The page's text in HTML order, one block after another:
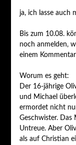
ja, ich lasse auch
Bis zum 10.08.
noch anmelden,
einem
Worum es geht:
Der 16-jährige
und Michael
ermordet nicht
Geschwister. Das
Untreue. Aber
als auf Christian